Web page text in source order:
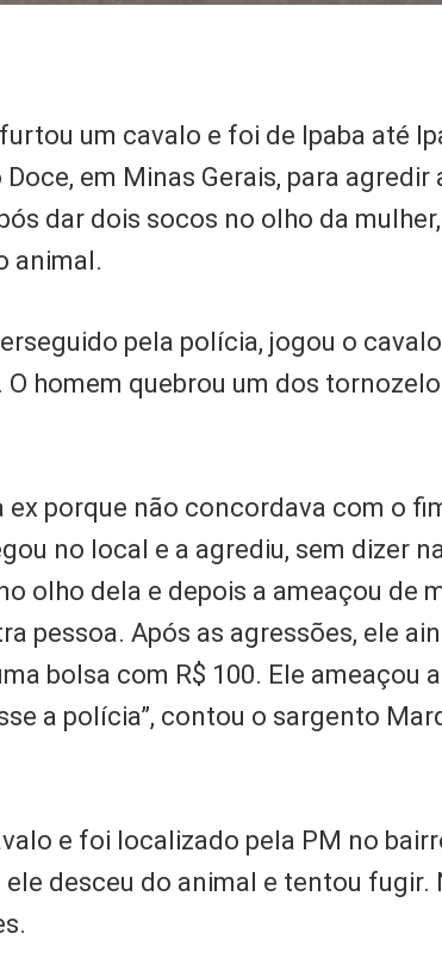
um cavalo e foi de Ipaba até
em Minas Gerais, para agredir
dar dois socos no olho da
animal.
pela polícia, jogou o
homem quebrou um dos
ex porque não concordava com o
no local e a agrediu, sem dizer
olho dela e depois a ameaçou de
pessoa. Após as agressões, ele
bolsa com R$ 100. Ele ameaçou
a polícia”, contou o sargento
e foi localizado pela PM no
ele desceu do animal e tentou